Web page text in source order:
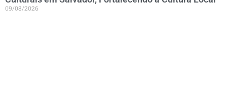
09/08/2026